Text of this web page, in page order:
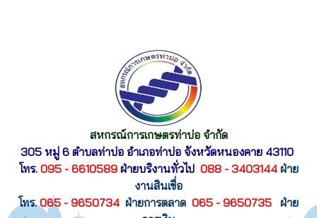
สหกรณ์การเกษตรท่าบ่อ จำกัด
305 หมู่ 6 ตำบลท่าบ่อ อำเภอท่าบ่อ จังหวัดหนองคาย 43110
โทร. 095 - 6610589 ฝ่ายบริงานทั่วไป 088 - 3403144 ฝ่าย
งานสินเขื่อ
โทร.065 - 9650734 ฝ่ายการตลาด 065 - 9650735 ฝ่าย